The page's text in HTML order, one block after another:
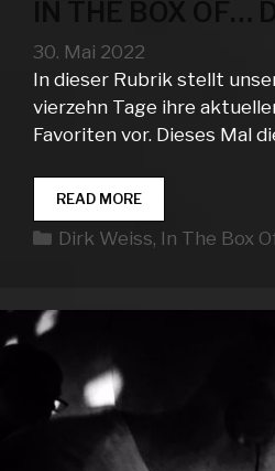
IN THE BOX OF…
30. Mai 2022
In dieser Rubrik stellt
vierzehn Tage ihre
Favoriten vor. Dieses Mal
READ MOREIN
THE
BOX
Kategorien
Dirk Weiss, In The Box